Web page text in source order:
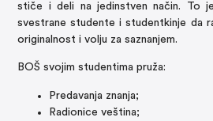
stiče i deli na jedinstven način. To
svestrane studente i studentkinje da
originalnost i volju za saznanjem.
BOŠ svojim studentima pruža:
Predavanja znanja;
Radionice veština;